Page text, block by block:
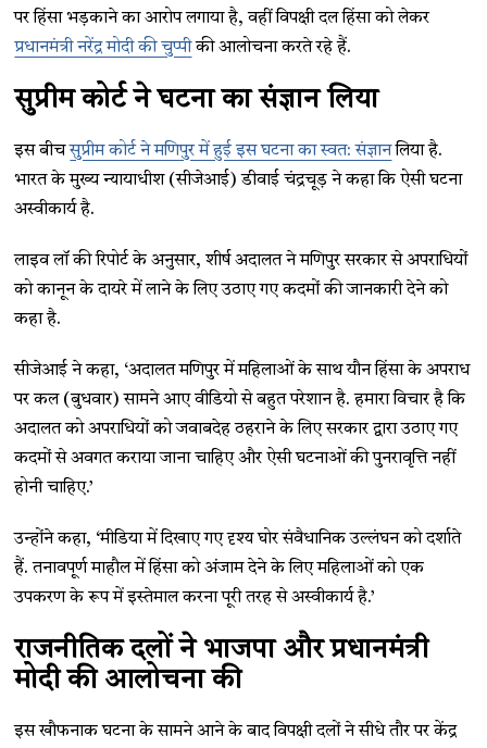
पर हिंसा भड़काने का आरोप लगाया है, वहीं विपक्षी दल हिंसा को लेकर
प्रधानमंत्री नरेंद्र मोदी की चुप्पीकी आलोचना करते रहे हैं.
सुप्रीम कोर्ट ने घटना का संज्ञान लिया
इस बीचसुप्रीम कोर्ट ने मणिपुर में हुई इस घटना का स्वत: संज्ञानलिया है.
भारत के मुख्य न्यायाधीश (सीजेआई) डीवाई चंद्रचूड़ ने कहा कि ऐसी घटना
अस्वीकार्य है.
लाइव लॉ की रिपोर्ट के अनुसार, शीर्ष अदालत ने मणिपुर सरकार से अपराधियों
को कानून के दायरे में लाने के लिए उठाए गए कदमों की जानकारी देने को
कहा है.
सीजेआई ने कहा, ‘अदालत मणिपुर में महिलाओं के साथ यौन हिंसा के अपराध
पर कल (बुधवार) सामने आए वीडियो से बहुत परेशान है. हमारा विचार है कि
अदालत को अपराधियों को जवाबदेह ठहराने के लिए सरकार द्वारा उठाए गए
कदमों से अवगत कराया जाना चाहिए और ऐसी घटनाओं की पुनरावृत्ति नहीं
होनी चाहिए.’
उन्होंने कहा, ‘मीडिया में दिखाए गए दृश्य घोर संवैधानिक उल्लंघन को दर्शाते
हैं. तनावपूर्ण माहौल में हिंसा को अंजाम देने के लिए महिलाओं को एक
उपकरण के रूप में इस्तेमाल करना पूरी तरह से अस्वीकार्य है.’
राजनीतिक दलों ने भाजपा और प्रधानमंत्री
मोदी की आलोचना की
इस खौफनाक घटना के सामने आने के बाद विपक्षी दलों ने सीधे तौर पर केंद्र